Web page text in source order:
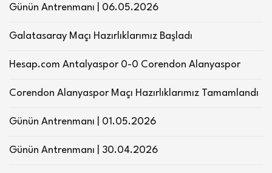
Günün Antrenmanı | 06.05.2026
Galatasaray Maçı Hazırlıklarımız Başladı
Hesap.com Antalyaspor 0-0 Corendon Alanyaspor
Corendon Alanyaspor Maçı Hazırlıklarımız Tamamlandı
Günün Antrenmanı | 01.05.2026
Günün Antrenmanı | 30.04.2026